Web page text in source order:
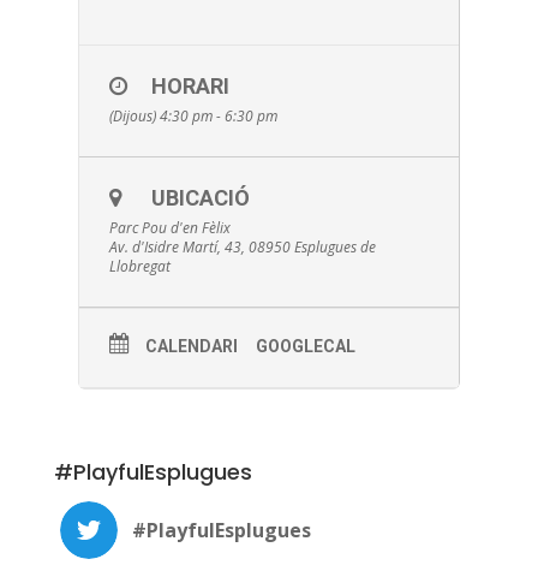
HORARI
(Dijous) 4:30 pm - 6:30 pm
UBICACIÓ
Parc Pou d'en Fèlix
Av. d'Isidre Martí, 43, 08950 Esplugues de
Llobregat
CALENDARI GOOGLECAL
#PlayfulEsplugues
#PlayfulEsplugues